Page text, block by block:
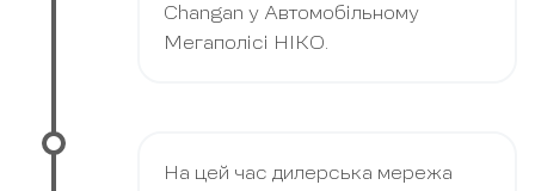
Changan у Автомобільному
Мегаполісі НІКО.
На цей час дилерська мережа